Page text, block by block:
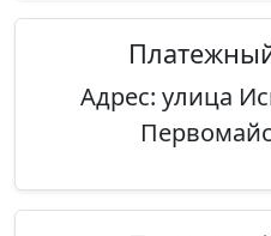
Адрес: улица